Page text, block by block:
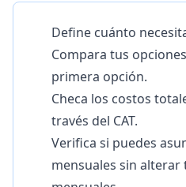
Define cuánto
Compara tus
primera opción.
Checa los costos
través del CAT.
Verifica si puedes
mensuales sin alterar